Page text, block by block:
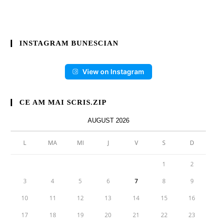
INSTAGRAM BUNESCIAN
View on Instagram
CE AM MAI SCRIS.ZIP
AUGUST 2026
L MA MI J V S D
1 2
3 4 5 6 7 8 9
10 11 12 13 14 15 16
17 18 19 20 21 22 23